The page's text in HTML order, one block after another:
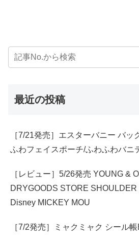
最近の投稿
［7/21発売］エスターバニー バッ
ふわフェイスポーチ/ふわふわバニ
［レビュー］5/26発売 YOUNG &
DRYGOODS STORE SHOULDER
Disney MICKEY MOU
［7/2発売］ミャクミャク シール